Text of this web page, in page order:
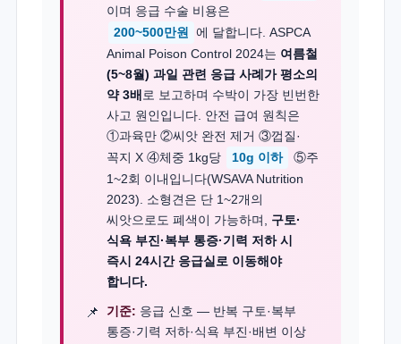
이며 응급 수술 비용은
200~500만원 에 달합니다. ASPCA
Animal Poison Control 2024는 여름철
(5~8월) 과일 관련 응급 사례가 평소의
약 3배 로 보고하며 수박이 가장 빈번한
사고 원인입니다. 안전 급여 원칙은
①과육만 ②씨앗 완전 제거 ③껍질·
꼭지 X ④체중 1kg당
10g 이하
⑤주
1~2회 이내입니다(WSAVA Nutrition
2023). 소형견은 단 1~2개의
씨앗으로도 폐색이 가능하며, 구토·
식욕 부진·복부 통증·기력 저하 시
즉시 24시간 응급실로 이동해야
합니다.
기준: 응급 신호 — 반복 구토·복부
통증·기력 저하·식욕 부진·배변 이상